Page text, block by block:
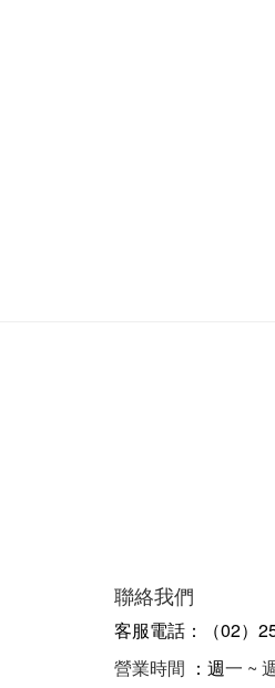
聯絡我們
客服電話：（02）
營業時間 ：週一 ~